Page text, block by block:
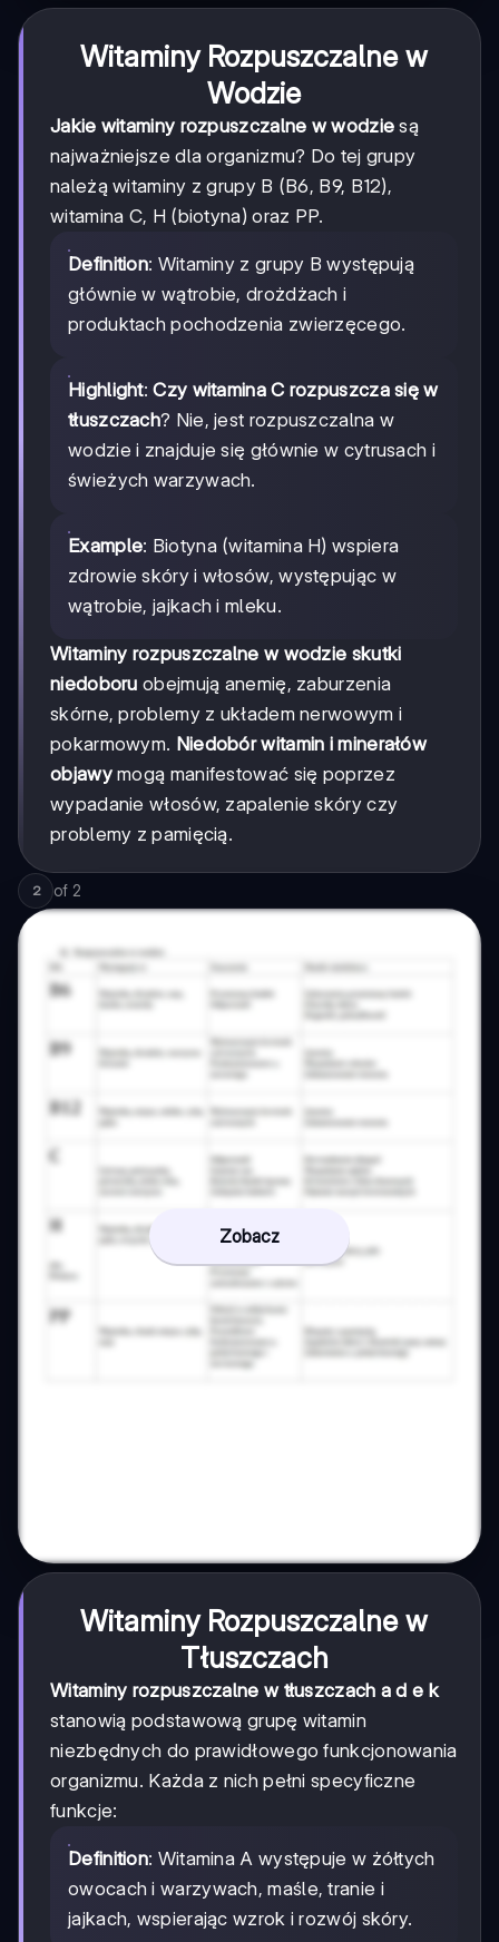
Witaminy Rozpuszczalne w
Wodzie
Jakie witaminy rozpuszczalne w wodzie są
najważniejsze dla organizmu? Do tej grupy
należą witaminy z grupy B (B6, B9, B12),
witamina C, H (biotyna) oraz PP.
Definition: Witaminy z grupy B występują
głównie w wątrobie, drożdżach i
produktach pochodzenia zwierzęcego.
Highlight:Czy witamina C rozpuszcza się w
tłuszczach? Nie, jest rozpuszczalna w
wodzie i znajduje się głównie w cytrusach i
świeżych warzywach.
Example: Biotyna (witamina H) wspiera
zdrowie skóry i włosów, występując w
wątrobie, jajkach i mleku.
Witaminy rozpuszczalne w wodzie skutki
niedoboru obejmują anemię, zaburzenia
skórne, problemy z układem nerwowym i
pokarmowym. Niedobór witamin i minerałów
objawymogą manifestować się poprzez
wypadanie włosów, zapalenie skóry czy
problemy z pamięcią.
2 of 2
Zobacz
Witaminy Rozpuszczalne w
Tłuszczach
Witaminy rozpuszczalne w tłuszczach a d e k
stanowią podstawową grupę witamin
niezbędnych do prawidłowego funkcjonowania
organizmu. Każda z nich pełni specyficzne
funkcje:
Definition: Witamina A występuje w żółtych
owocach i warzywach, maśle, tranie i
jajkach, wspierając wzrok i rozwój skóry.